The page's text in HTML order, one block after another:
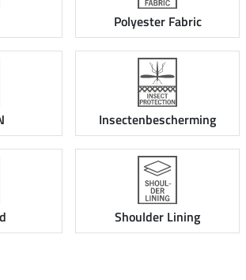
Polyester Fabric
Insectenbescherming
Shoulder Lining